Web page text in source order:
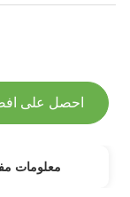
احصل على
معلومات